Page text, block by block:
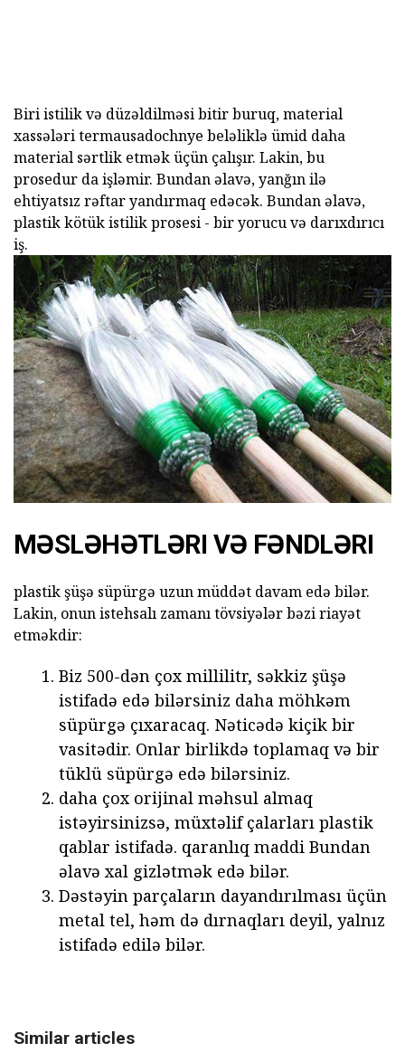
Biri istilik və düzəldilməsi bitir buruq, material
xassələri termausadochnye beləliklə ümid daha
material sərtlik etmək üçün çalışır. Lakin, bu
prosedur da işləmir. Bundan əlavə, yanğın ilə
ehtiyatsız rəftar yandırmaq edəcək. Bundan əlavə,
plastik kötük istilik prosesi - bir yorucu və darıxdırıcı
iş.
MƏSLƏHƏTLƏRI VƏ FƏNDLƏRI
plastik şüşə süpürgə uzun müddət davam edə bilər.
Lakin, onun istehsalı zamanı tövsiyələr bəzi riayət
etməkdir:
Biz 500-dən çox millilitr, səkkiz şüşə
istifadə edə bilərsiniz daha möhkəm
süpürgə çıxaracaq. Nəticədə kiçik bir
vasitədir. Onlar birlikdə toplamaq və bir
tüklü süpürgə edə bilərsiniz.
daha çox orijinal məhsul almaq
istəyirsinizsə, müxtəlif çalarları plastik
qablar istifadə. qaranlıq maddi Bundan
əlavə xal gizlətmək edə bilər.
Dəstəyin parçaların dayandırılması üçün
metal tel, həm də dırnaqları deyil, yalnız
istifadə edilə bilər.
Similar articles